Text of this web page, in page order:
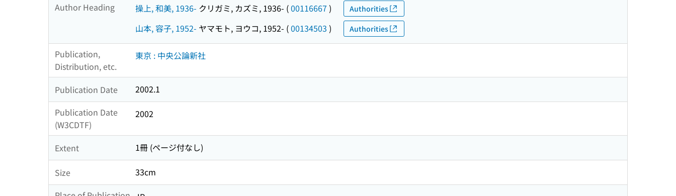
Author Heading 操上, 和美, 1936- クリガミ, カズミ, 1936- (00116667 ) Authorities
山本, 容子, 1952- ヤマモト, ヨウコ, 1952- (00134503 ) Authorities
Publication,
Distribution, etc.
東京 : 中央公論新社
Publication Date
2002.1
Publication Date
(W3CDTF)
2002
Extent 1冊 (ページ付なし)
Size
33cm